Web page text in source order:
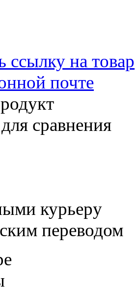
ссылку на товар
почте
сравнения
курьеру
переводом